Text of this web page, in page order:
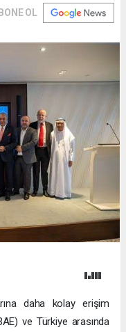
OL
daha kolay erişim
ve Türkiye arasında